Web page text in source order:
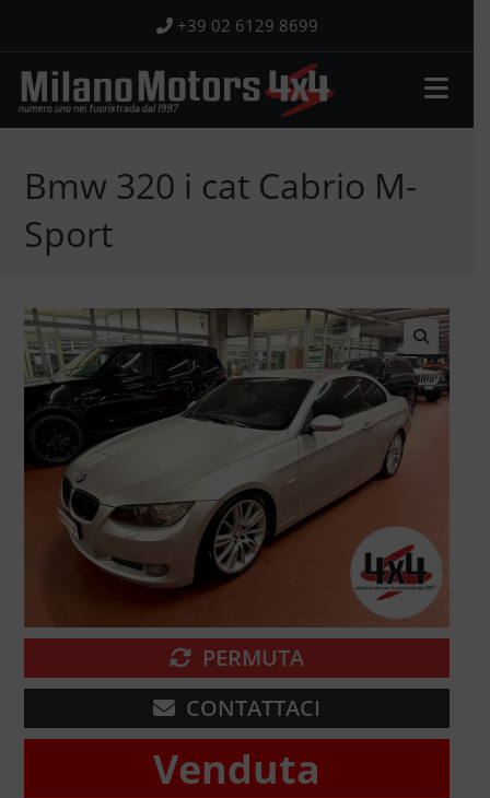
contenuto
+39 02 6129 8699
Bmw 320 i cat Cabrio M-
Sport
🔍
PERMUTA
CONTATTACI
Venduta